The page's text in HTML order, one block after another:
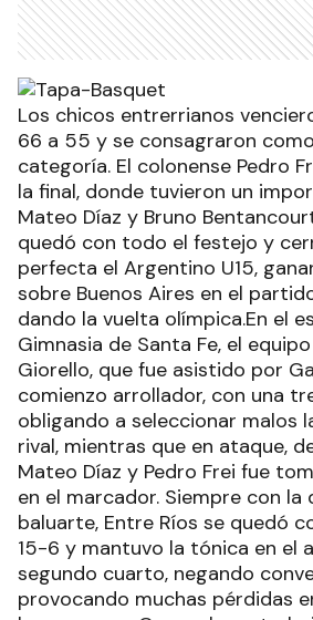
Los chicos entrerrianos
66 a 55 y se consagraron
categoría. El colonense Pedro
la final, donde tuvieron un
Mateo Díaz y Bruno
quedó con todo el festejo y
perfecta el Argentino U15,
sobre Buenos Aires en el
dando la vuelta olímpica.En el
Gimnasia de Santa Fe, el
Giorello, que fue asistido por
comienzo arrollador, con una
obligando a seleccionar malos
rival, mientras que en ataque,
Mateo Díaz y Pedro Frei fue
en el marcador. Siempre con la
baluarte, Entre Ríos se quedó
15-6 y mantuvo la tónica en el
segundo cuarto, negando
provocando muchas pérdidas